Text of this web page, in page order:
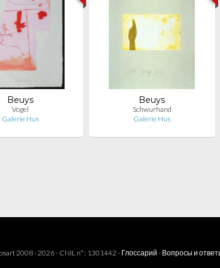
Beuys
Vogel
Galerie Hus
Beuys
Schwurhand
Galerie Hus
2008 - 2026 - CNIL n° : 1301442 -Глоссарий - Вопросы и